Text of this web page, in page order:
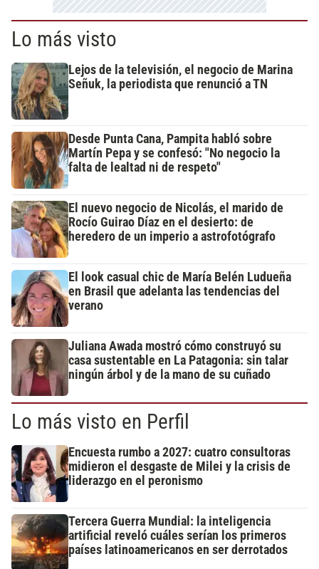
Lo más visto
Lejos de la televisión, el negocio de Marina
Señuk, la periodista que renunció a TN
Desde Punta Cana, Pampita habló sobre
Martín Pepa y se confesó: "No negocio la
falta de lealtad ni de respeto"
El nuevo negocio de Nicolás, el marido de
Rocío Guirao Díaz en el desierto: de
heredero de un imperio a astrofotógrafo
El look casual chic de María Belén Ludueña
en Brasil que adelanta las tendencias del
verano
Juliana Awada mostró cómo construyó su
casa sustentable en La Patagonia: sin talar
ningún árbol y de la mano de su cuñado
Lo más visto en Perfil
Encuesta rumbo a 2027: cuatro consultoras
midieron el desgaste de Milei y la crisis de
liderazgo en el peronismo
Tercera Guerra Mundial: la inteligencia
artificial reveló cuáles serían los primeros
países latinoamericanos en ser derrotados